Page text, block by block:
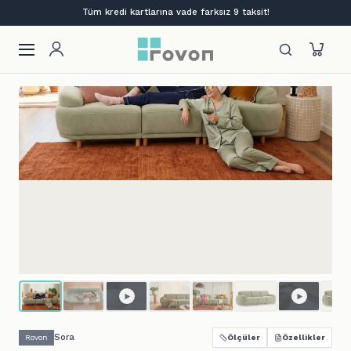
Bi' Kutu Mobilya | Aç. Kur. Otur.
Rovon Sora Ölçüler Özellikler